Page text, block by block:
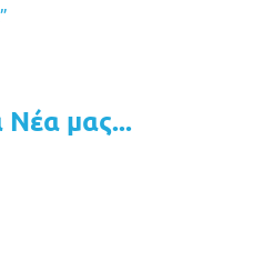
Νέα μας...